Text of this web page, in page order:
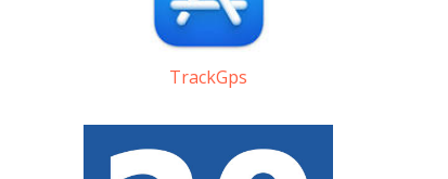
TrackGps